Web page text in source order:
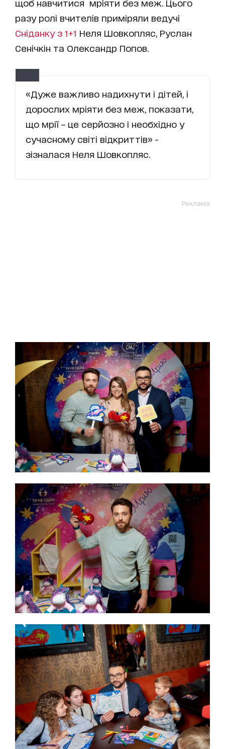
щоб навчитися мріяти без меж. Цього
разу ролі вчителів приміряли ведучі
Сніданку з 1+1 Неля Шовкопляс, Руслан
Сенічкін та Олександр Попов.
«Дуже важливо надихнути і дітей, і
дорослих мріяти без меж, показати,
що мрії – це серйозно і необхідно у
сучасному світі відкриттів» -
зізналася Неля Шовкопляс.
Реклама